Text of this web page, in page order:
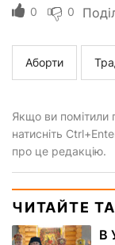
0 0
Аборти
Якщо ви помітили
натисніть
про це редакцію.
ЧИТАЙТЕ
В